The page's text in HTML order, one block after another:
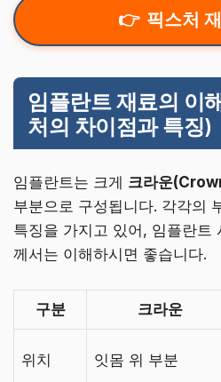
픽스처
임플란트 재료의 이
처의 차이점과 특징)
임플란트는 크게 크라운
부분으로 구성됩니다. 각각의
특징을 가지고 있어, 임플란트
께서는 이해하시면 좋습니다.
구분 크라운
위치 잇몸 위 부분